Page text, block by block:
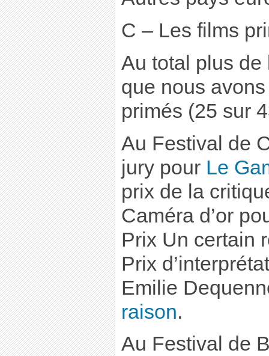
C – Les films
Au total plus
que nous
primés (25 sur
Au Festival de
jury pour Le
prix de la
Caméra d’or
Prix Un certain
Prix
Emilie
raison.
Au Festival de